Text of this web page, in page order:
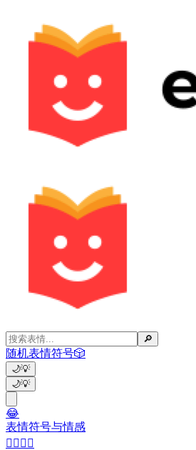
🔎
随机表情符号🎲
🌙💡
🌙💡
😂
表情符号与情感
👩‍❤️‍💋‍👨